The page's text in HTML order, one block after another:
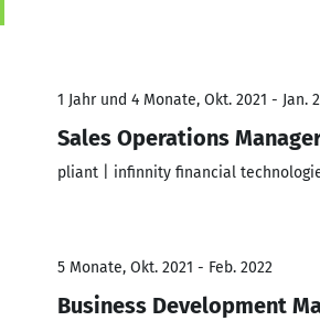
1 Jahr und 4 Monate, Okt. 2021 - Jan.
Sales Operations
pliant | infinnity financial
5 Monate, Okt. 2021 - Feb. 2022
Business Development